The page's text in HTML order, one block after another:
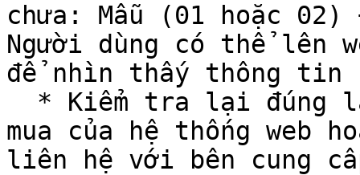
chưa: Mẫu (01 hoặc
Người dùng có thể lên
để nhìn thấy thông tin
mua của hệ thống web
liên hệ với bên cung